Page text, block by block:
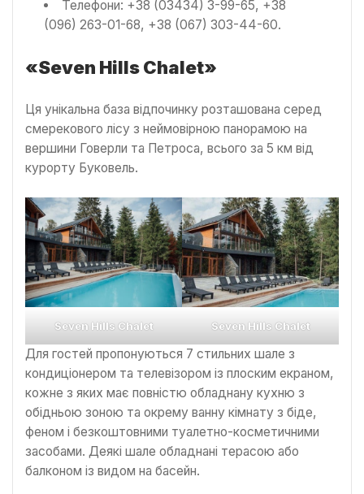
Телефони: +38 (03434) 3-99-65, +38
(096) 263-01-68, +38 (067) 303-44-60.
«Seven Hills Chalet»
Ця унікальна база відпочинку розташована серед
смерекового лісу з неймовірною панорамою на
вершини Говерли та Петроса, всього за 5 км від
курорту Буковель.
Seven Hills Chalet Seven Hills Chalet
Для гостей пропонуються 7 стильних шале з
кондиціонером та телевізором із плоским екраном,
кожне з яких має повністю обладнану кухню з
обідньою зоною та окрему ванну кімнату з біде,
феном і безкоштовними туалетно-косметичними
засобами. Деякі шале обладнані терасою або
балконом із видом на басейн.